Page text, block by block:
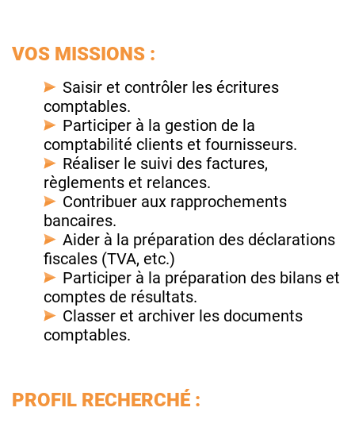
VOS MISSIONS :
Saisir et contrôler les écritures
comptables.
Participer à la gestion de la
comptabilité clients et fournisseurs.
Réaliser le suivi des factures,
règlements et relances.
Contribuer aux rapprochements
bancaires.
Aider à la préparation des déclarations
fiscales (TVA, etc.)
Participer à la préparation des bilans et
comptes de résultats.
Classer et archiver les documents
comptables.
PROFIL RECHERCHÉ :